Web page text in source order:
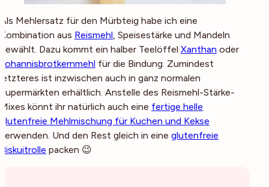
Als Mehlersatz für den Mürbteig habe ich eine
Kombination aus Reismehl, Speisestärke und Mandeln
gewählt. Dazu kommt ein halber Teelöffel Xanthan oder
Johannisbrotkernmehl für die Bindung. Zumindest
letzteres ist inzwischen auch in ganz normalen
Supermärkten erhältlich. Anstelle des Reismehl-Stärke-
Mixes könnt ihr natürlich auch eine fertige helle
glutenfreie Mehlmischung für Kuchen und Kekse
verwenden. Und den Rest gleich in eine glutenfreie
Biskuitrolle packen 😉